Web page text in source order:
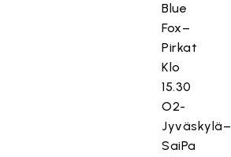
Blue
Fox–
Pirkat
Klo
15.30
O2-
Jyväskylä–
SaiPa